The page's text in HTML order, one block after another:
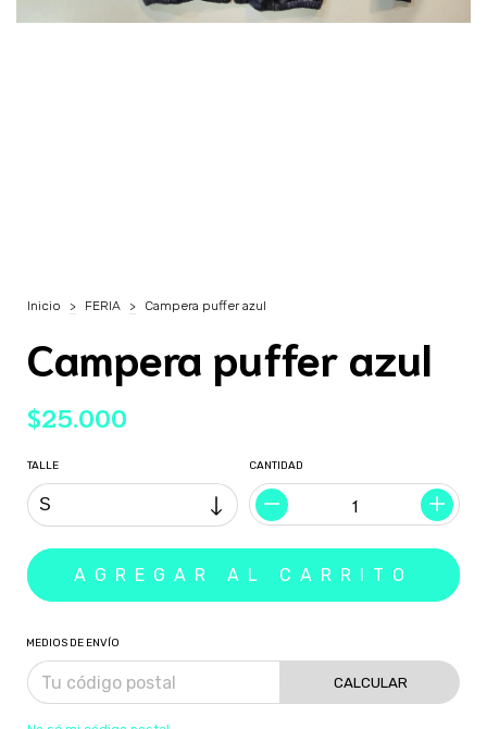
Inicio > FERIA > Campera puffer azul
Campera puffer azul
$25.000
TALLE CANTIDAD
MEDIOS DE ENVÍO
CALCULAR